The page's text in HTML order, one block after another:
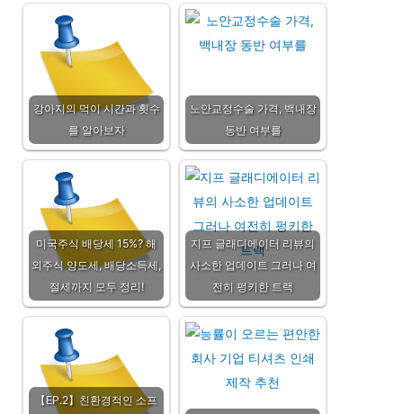
강아지의 먹이 시간과 횟수
를 알아보자
노안교정수술 가격, 백내장
동반 여부를
미국주식 배당세 15%? 해
외주식 양도세, 배당소득세,
절세까지 모두 정리!
지프 글래디에이터 리뷰의
사소한 업데이트 그러나 여
전히 펑키한 트랙
【EP.2】친환경적인 소프